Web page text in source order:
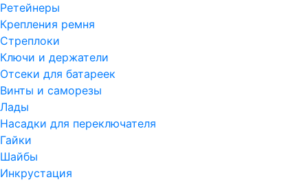
Ретейнеры
Крепления ремня
Стреплоки
Ключи и держатели
Отсеки для батареек
Винты и саморезы
Лады
Насадки для переключателя
Гайки
Шайбы
Инкрустация